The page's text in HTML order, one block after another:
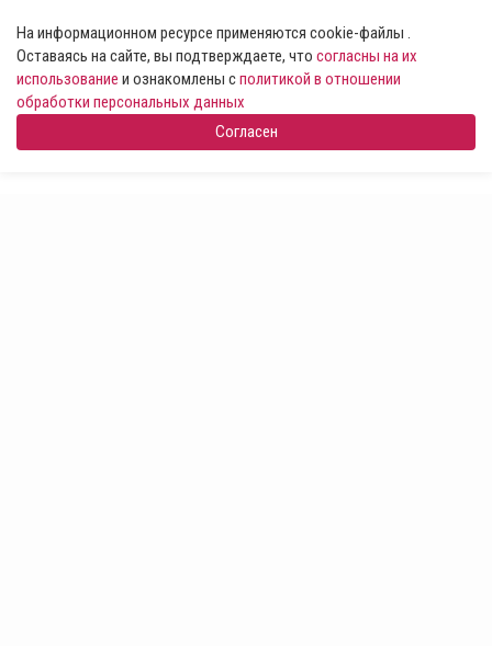
На информационном ресурсе применяются cookie-файлы .
Оставаясь на сайте, вы подтверждаете, что согласны на их
использование и ознакомлены сполитикой в отношении
обработки персональных данных
Согласен